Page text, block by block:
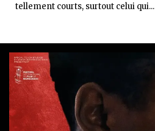
tellement courts, surtout celui qui...